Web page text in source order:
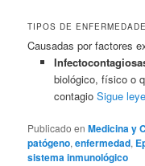
TIPOS DE
Causadas por factores
biológico, físico o
contagio Sigue
Publicado en Medicina y
patógeno,enfermedad,
sistema inmunológico